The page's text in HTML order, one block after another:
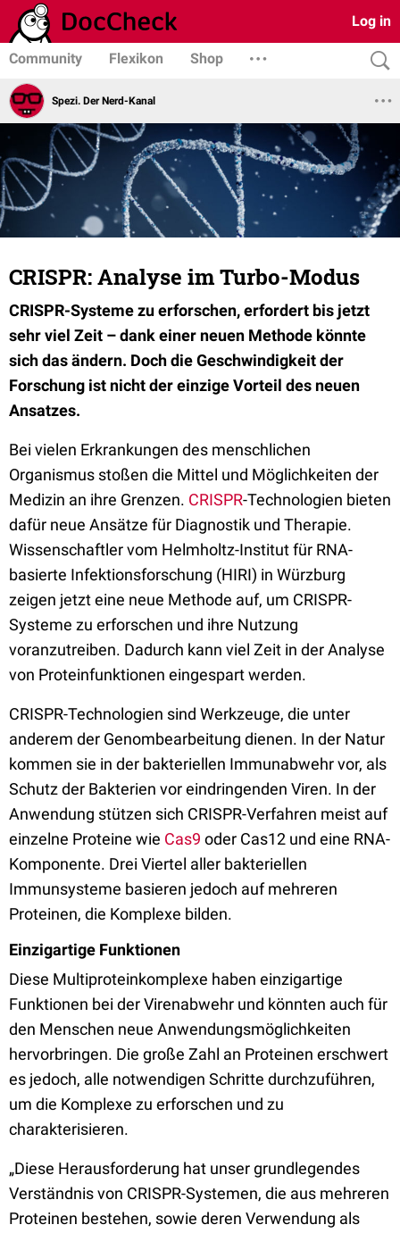
Log in
Community Flexikon Shop
Spezi. Der Nerd-Kanal
CRISPR: Analyse im Turbo-Modus
CRISPR-Systeme zu erforschen, erfordert bis jetzt
sehr viel Zeit – dank einer neuen Methode könnte
sich das ändern. Doch die Geschwindigkeit der
Forschung ist nicht der einzige Vorteil des neuen
Ansatzes.
Bei vielen Erkrankungen des menschlichen
Organismus stoßen die Mittel und Möglichkeiten der
Medizin an ihre Grenzen. CRISPR-Technologien bieten
dafür neue Ansätze für Diagnostik und Therapie.
Wissenschaftler vom Helmholtz-Institut für RNA-
basierte Infektionsforschung (HIRI) in Würzburg
zeigen jetzt eine neue Methode auf, um CRISPR-
Systeme zu erforschen und ihre Nutzung
voranzutreiben. Dadurch kann viel Zeit in der Analyse
von Proteinfunktionen eingespart werden.
CRISPR-Technologien sind Werkzeuge, die unter
anderem der Genombearbeitung dienen. In der Natur
kommen sie in der bakteriellen Immunabwehr vor, als
Schutz der Bakterien vor eindringenden Viren. In der
Anwendung stützen sich CRISPR-Verfahren meist auf
einzelne Proteine wie Cas9 oder Cas12 und eine RNA-
Komponente. Drei Viertel aller bakteriellen
Immunsysteme basieren jedoch auf mehreren
Proteinen, die Komplexe bilden.
Einzigartige Funktionen
Diese Multiproteinkomplexe haben einzigartige
Funktionen bei der Virenabwehr und könnten auch für
den Menschen neue Anwendungsmöglichkeiten
hervorbringen. Die große Zahl an Proteinen erschwert
es jedoch, alle notwendigen Schritte durchzuführen,
um die Komplexe zu erforschen und zu
charakterisieren.
„Diese Herausforderung hat unser grundlegendes
Verständnis von CRISPR-Systemen, die aus mehreren
Proteinen bestehen, sowie deren Verwendung als